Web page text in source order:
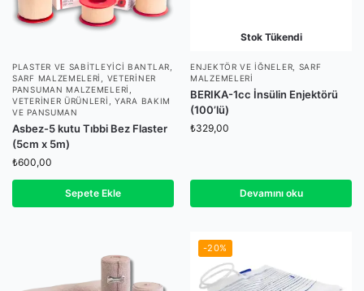
PLASTER VE SABITLEYICI BANTLAR
SARF MALZEMELERI
VETERINER
PANSUMAN MALZEMELERI
VETERINER ÜRÜNLERI
,YARA BAKIM
VE PANSUMAN
Asbez-5 kutu Tıbbi Bez Flaster
(5cm x 5m)
₺600,00
Sepete Ekle
Stok Tükendi
ENJEKTÖR VE İĞNELER
SARF
MALZEMELERI
BERIKA-1cc İnsülin Enjektörü
(100’lü)
₺329,00
Devamını oku
-20%